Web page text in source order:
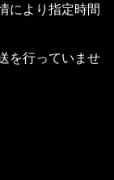
により指定時間
を行っていませ